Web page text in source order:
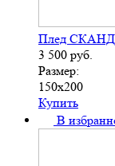
Плед
3 500 руб.
Размер:
150х200
Купить
В